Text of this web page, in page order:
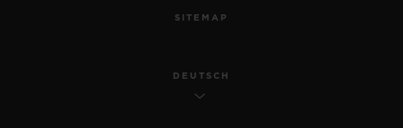
SITEMAP
DEUTSCH